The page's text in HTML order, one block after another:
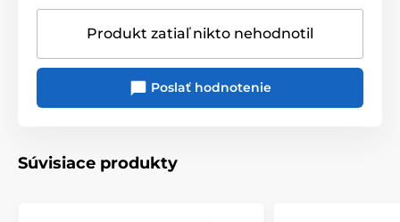
Produkt zatiaľ nikto nehodnotil
Poslať hodnotenie
Súvisiace produkty